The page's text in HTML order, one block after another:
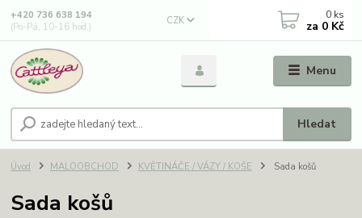
Menu
CZK
Hledat
+420 736 638 194
(Po-Pá, 10-16 hod.)
0 ks
za 0 Kč
Úvod MALOOBCHOD KVĚTINÁČE / VÁZY / KOŠE Sada košů
Sada košů